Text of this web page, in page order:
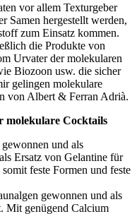
vor allem Texturgeber
Samen hergestellt werden,
zum Einsatz kommen.
die Produkte von
Urvater der molekularen
Biozoon usw. die sicher
gelingen molekulare
von Albert & Ferran Adrià.
molekulare Cocktails
und als
Ersatz von Gelantine für
feste Formen und feste
gewonnen und als
Mit genügend Calcium